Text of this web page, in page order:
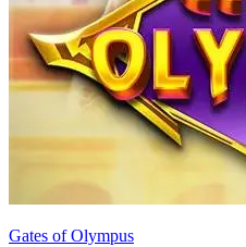
Gates of Olympus